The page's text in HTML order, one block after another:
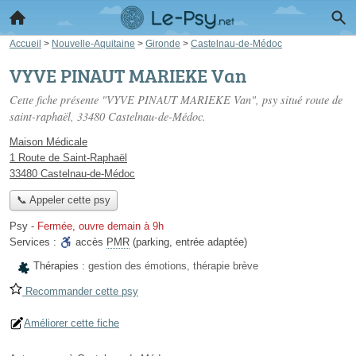
Accueil > Nouvelle-Aquitaine > Gironde > Castelnau-de-Médoc
VYVE PINAUT MARIEKE Van
Cette fiche présente "VYVE PINAUT MARIEKE Van", psy situé route de
saint-raphaël, 33480 Castelnau-de-Médoc.
Maison Médicale
1 Route de Saint-Raphaël
33480 Castelnau-de-Médoc
📞 Appeler cette psy
Psy - Fermée, ouvre demain à 9h
Services :
accès PMR (parking, entrée adaptée)
Thérapies : gestion des émotions, thérapie brève
Recommander cette psy
Améliorer cette fiche